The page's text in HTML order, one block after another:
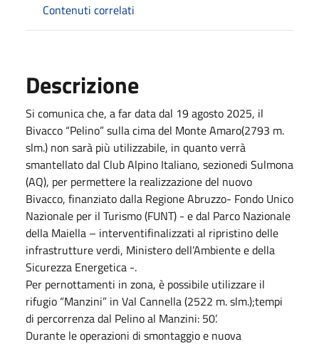
Contenuti correlati
Descrizione
Si comunica che, a far data dal 19 agosto 2025, il
Bivacco “Pelino” sulla cima del Monte Amaro(2793 m.
slm.) non sarà più utilizzabile, in quanto verrà
smantellato dal Club Alpino Italiano, sezionedi Sulmona
(AQ), per permettere la realizzazione del nuovo
Bivacco, finanziato dalla Regione Abruzzo- Fondo Unico
Nazionale per il Turismo (FUNT) - e dal Parco Nazionale
della Maiella – interventifinalizzati al ripristino delle
infrastrutture verdi, Ministero dell’Ambiente e della
Sicurezza Energetica -.
Per pernottamenti in zona, è possibile utilizzare il
rifugio “Manzini” in Val Cannella (2522 m. slm.);tempi
di percorrenza dal Pelino al Manzini: 50’.
Durante le operazioni di smontaggio e nuova